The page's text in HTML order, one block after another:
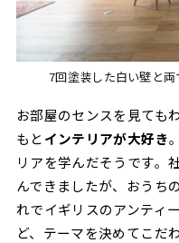
7回塗装した白い壁と
お部屋のセンスを見ても
もとインテリアが大好き
リアを学んだそうです。
んできましたが、おうち
れでイギリスのアンティ
ど、テーマを決めてこだ